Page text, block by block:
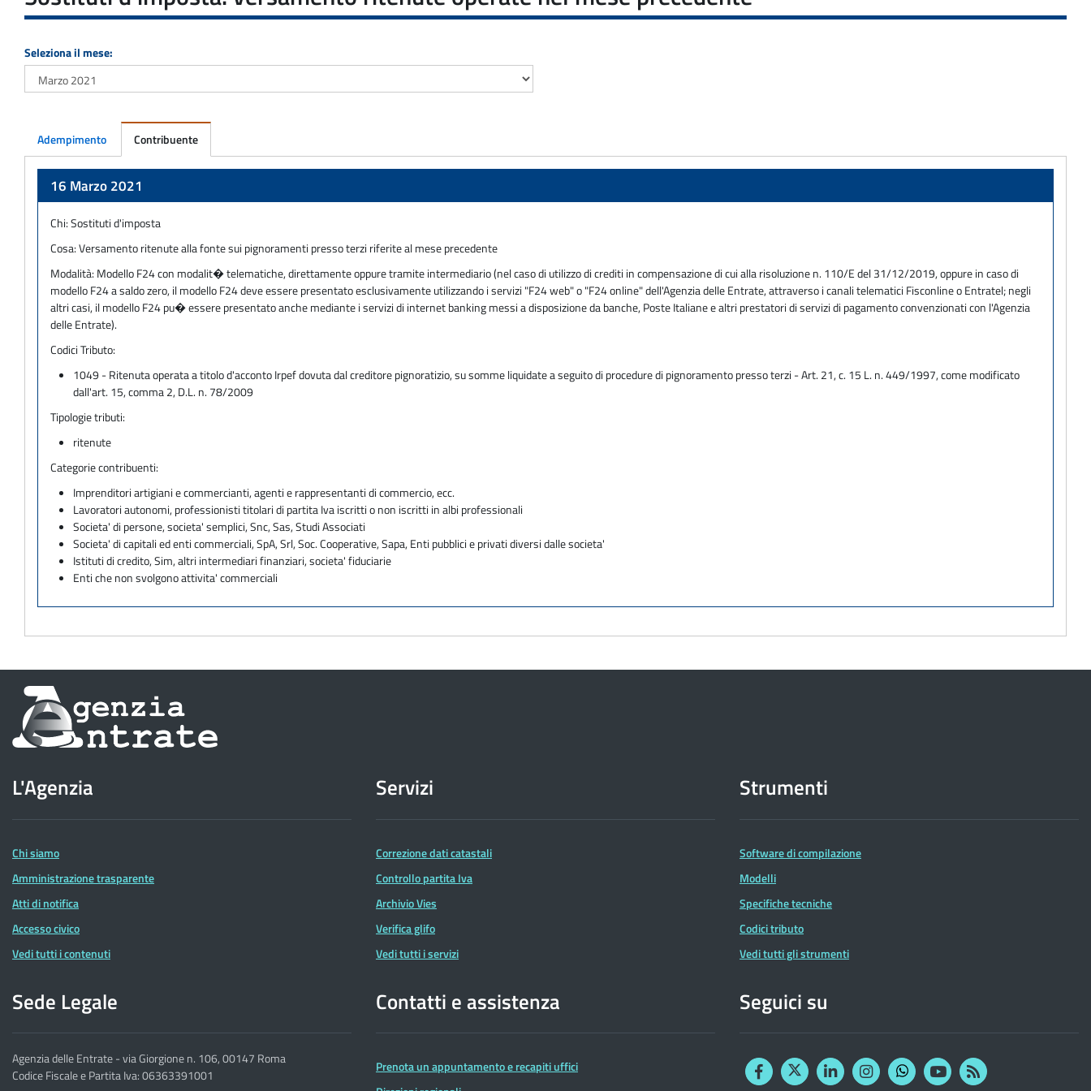
Seleziona il mese:
Adempimento Contribuente
16 Marzo 2021
Chi:Sostituti d'imposta
Cosa:Versamento ritenute alla fonte sui pignoramenti presso terzi riferite al mese precedente
Modalità: Modello F24 con modalit� telematiche, direttamente oppure tramite intermediario (nel caso di utilizzo di crediti in compensazione di cui alla risoluzione n. 110/E del 31/12/2019, oppure in caso di
modello F24 a saldo zero, il modello F24 deve essere presentato esclusivamente utilizzando i servizi "F24 web" o "F24 online" dell'Agenzia delle Entrate, attraverso i canali telematici Fisconline o Entratel; negli
altri casi, il modello F24 pu� essere presentato anche mediante i servizi di internet banking messi a disposizione da banche, Poste Italiane e altri prestatori di servizi di pagamento convenzionati con l'Agenzia
delle Entrate).
Codici Tributo:
1049 - Ritenuta operata a titolo d'acconto Irpef dovuta dal creditore pignoratizio, su somme liquidate a seguito di procedure di pignoramento presso terzi - Art. 21, c. 15 L. n. 449/1997, come modificato
dall'art. 15, comma 2, D.L. n. 78/2009
Tipologie tributi:
ritenute
Categorie contribuenti:
Imprenditori artigiani e commercianti, agenti e rappresentanti di commercio, ecc.
Lavoratori autonomi, professionisti titolari di partita Iva iscritti o non iscritti in albi professionali
Societa' di persone, societa' semplici, Snc, Sas, Studi Associati
Societa' di capitali ed enti commerciali, SpA, Srl, Soc. Cooperative, Sapa, Enti pubblici e privati diversi dalle societa'
Istituti di credito, Sim, altri intermediari finanziari, societa' fiduciarie
Enti che non svolgono attivita' commerciali
Informazioni
sul
dell'Agenzia
delle
Entrate
L'Agenzia
Chi siamo
Amministrazione trasparente
Atti di notifica
Accesso civico
Vedi tutti i contenuti
Servizi
Correzione dati catastali
Controllo partita Iva
Archivio Vies
Verifica glifo
Vedi tutti i servizi
Strumenti
Software di compilazione
Modelli
Specifiche tecniche
Codici tributo
Vedi tutti gli strumenti
Sede Legale
Agenzia delle Entrate - via Giorgione n. 106, 00147 Roma
Codice Fiscale e Partita Iva: 06363391001
Contatti e assistenza
Prenota un appuntamento e recapiti uffici
Seguici su
FacebookTwitterLinkedinInstagram
YouTubeRSS